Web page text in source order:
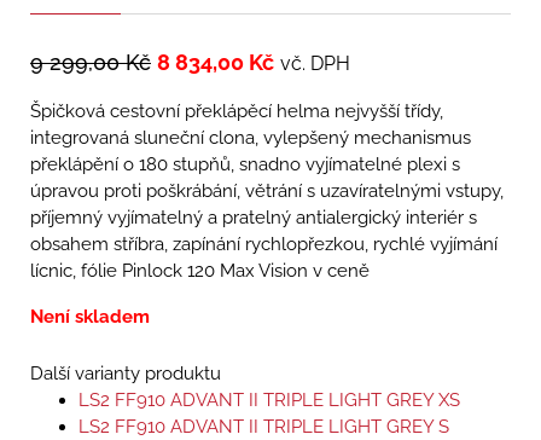
9 299,00Kč 8 834,00 Kč vč. DPH
Špičková cestovní překlápěcí helma nejvyšší třídy,
integrovaná sluneční clona, vylepšený mechanismus
překlápění o 180 stupňů, snadno vyjímatelné plexi s
úpravou proti poškrábání, větrání s uzavíratelnými vstupy,
příjemný vyjímatelný a pratelný antialergický interiér s
obsahem stříbra, zapínání rychlopřezkou, rychlé vyjímání
lícnic, fólie Pinlock 120 Max Vision v ceně
Není skladem
Další varianty produktu
LS2 FF910 ADVANT II TRIPLE LIGHT GREY XS
LS2 FF910 ADVANT II TRIPLE LIGHT GREY S